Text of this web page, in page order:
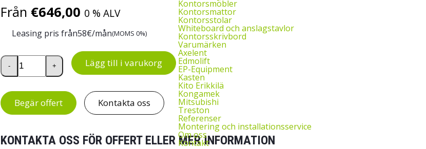
Kontorsmöbler
Kontorsmattor
Kontorsstolar
Whiteboard och anslagstavlor
Kontorsskrivbord
Varumärken
Axelent
Edmolift
EP-Equipment
Kasten
Kito Erikkilä
Kongamek
Mitsubishi
Treston
Referenser
Montering och installationsservice
Om oss
Kontakt
Från €646,00 0 % ALV
Leasing pris från58€/mån(MOMS 0%)
Lådhurts 45/56-4 mängd
- + Lägg till i varukorg
Begär offert Kontakta oss
KONTAKTA OSS FÖR OFFERT ELLER MER INFORMATION